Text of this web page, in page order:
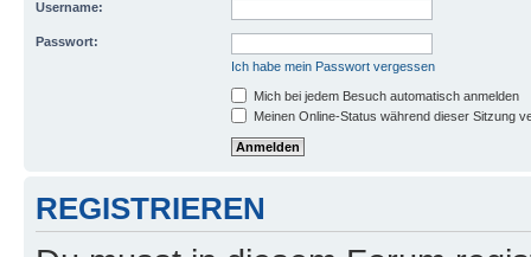
Username:
Passwort:
Ich habe mein Passwort vergessen
Mich bei jedem Besuch automatisch anmelden
Meinen Online-Status während dieser Sitzung
REGISTRIEREN